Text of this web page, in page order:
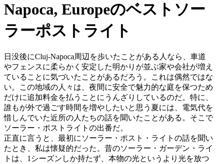
Napoca, Europeのベストソー
ラーポストライト
日没後にCluj-Napoca周辺を歩いたことがある人なら、車道
やフェンスに柔らかく安定した明かりが並ぶ家や会社が増え
ていることに気づいたことがあるだろう。これは偶然ではな
い。この地域の人々は、夜間に安全で魅力的な庭を保つため
だけに追加料金を払うことにうんざりしているのだ。特に、
誰もが外で過ごす時間を増やしたいと思う夏には、電気代を
惜しんでいた近所の人たちの話を聞いたことがある。そこで
ソーラー・ポストライトの出番だ。
正直に言うと、最初にソーラー・ポスト・ライトの話を聞い
たとき、私は懐疑的だった。昔のソーラー・ガーデン・ライ
トは、1シーズンしか持たず、本物の光というより光を放つ